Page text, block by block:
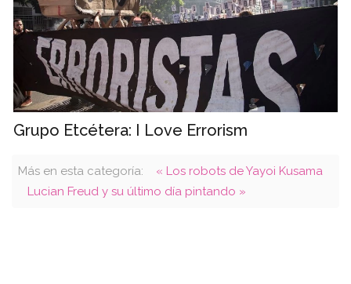
Grupo Etcétera: I Love Errorism
Más en esta categoría:
« Los robots de Yayoi Kusama
Lucian Freud y su último día pintando »